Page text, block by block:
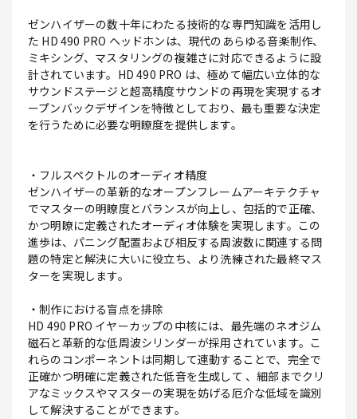
ゼンハイザーの数十年にわたる技術的な専門知識を活用し
た HD 490 PRO ヘッドホンは、現代のあらゆる音楽制作、
ミキシング、マスタリングの複雑さに対応できるように設
計されています。HD 490 PRO は、極めて幅広い立体的な
サウンドステージと超高精度サウンドの再現を実現するオ
ープンバックデザインを特徴としており、最も重要な決定
を行うために必要な明瞭度を提供します。
・フルスペクトルのオーディオ精度
ゼンハイザーの革新的なオープンフレームアーキテクチャ
でマスターの明瞭度とバランスが向上し、包括的で正確、
かつ明瞭に定義されたオーディオ体験を実現します。この
進歩は、パニング配置および相反する周波数に関連する問
題の特定と解決に大いに役立ち、より洗練された最終マス
ターを実現します。
・制作における盲点を排除
HD 490 PRO イヤーカップの中核には、最先端のネオジム
磁石と革新的な低周波シリンダーが採用されています。こ
れらのコンポーネントは同期して連動することで、完全で
正確かつ明確に定義された低音を生成して 、細部までクリ
アなミックスやマスターの実現を妨げる厄介な低域を識別
して解決することができます。